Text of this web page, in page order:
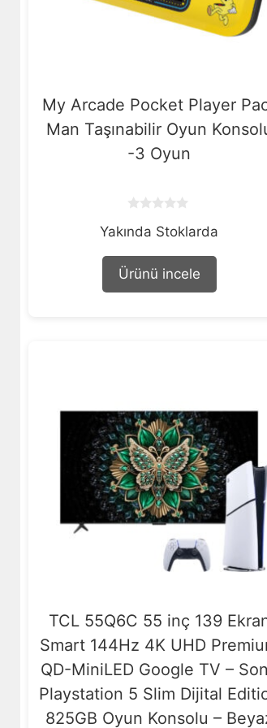
My Arcade Pocket Player
Man Taşınabilir Oyun
-3 Oyun
o
t
o
f
Yakında Stoklarda
Ürünü incele
TCL 55Q6C 55 inç 139
Smart 144Hz 4K UHD
QD-MiniLED Google TV –
Playstation 5 Slim Dijital
825GB Oyun Konsolu –